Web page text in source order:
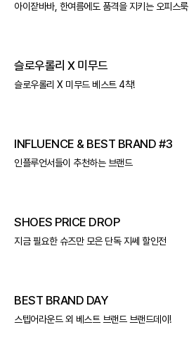
아이잗바바, 한여름에도 품격을 지키는 오피스룩
슬로우롤리 X 미무드
슬로우롤리 X 미무드 베스트 4착!
INFLUENCE & BEST BRAND #3
인플루언서들이 추천하는 브랜드
SHOES PRICE DROP
지금 필요한 슈즈만 모은 단독 지쎄 할인전
BEST BRAND DAY
스텝어라운드 외 베스트 브랜드 브랜드데이!